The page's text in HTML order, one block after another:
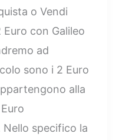
o Vendi
Euro con Galileo
ad
sono i 2 Euro
alla
Nello specifico la